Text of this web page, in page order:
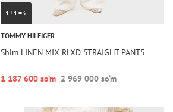
1+1=3
TOMMY HILFIGER
Shim LINEN MIX RLXD STRAIGHT PANTS
1 187 600 so‘m 2 969 000 so‘m